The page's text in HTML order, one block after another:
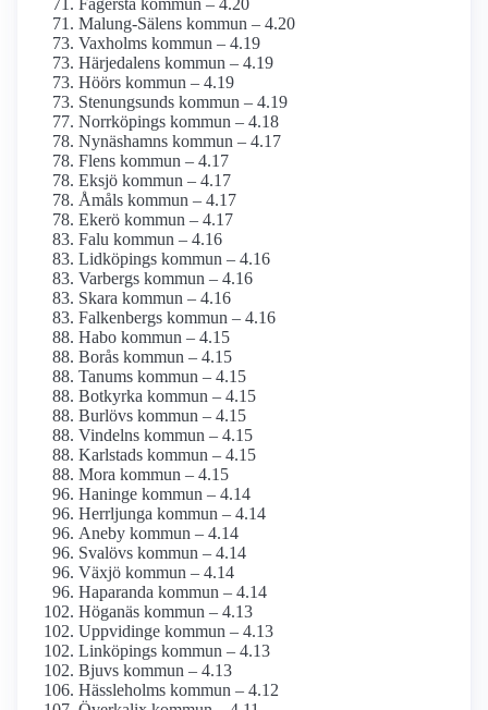
Fagersta kommun – 4.20
Malung-Sälens kommun – 4.20
Vaxholms kommun – 4.19
Härjedalens kommun – 4.19
Höörs kommun – 4.19
Stenungsunds kommun – 4.19
Norrköpings kommun – 4.18
Nynäshamns kommun – 4.17
Flens kommun – 4.17
Eksjö kommun – 4.17
Åmåls kommun – 4.17
Ekerö kommun – 4.17
Falu kommun – 4.16
Lidköpings kommun – 4.16
Varbergs kommun – 4.16
Skara kommun – 4.16
Falkenbergs kommun – 4.16
Habo kommun – 4.15
Borås kommun – 4.15
Tanums kommun – 4.15
Botkyrka kommun – 4.15
Burlövs kommun – 4.15
Vindelns kommun – 4.15
Karlstads kommun – 4.15
Mora kommun – 4.15
Haninge kommun – 4.14
Herrljunga kommun – 4.14
Aneby kommun – 4.14
Svalövs kommun – 4.14
Växjö kommun – 4.14
Haparanda kommun – 4.14
Höganäs kommun – 4.13
Uppvidinge kommun – 4.13
Linköpings kommun – 4.13
Bjuvs kommun – 4.13
Hässleholms kommun – 4.12